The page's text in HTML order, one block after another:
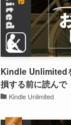
Kindle Unlimited
損する前に読んで
Kindle Unlimited